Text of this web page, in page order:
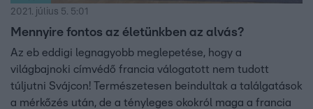
2021. július 5. 5:01
Mennyire fontos az életünkben az alvás?
Az eb eddigi legnagyobb meglepetése, hogy a
világbajnoki címvédő francia válogatott nem tudott
túljutni Svájcon! Természetesen beindultak a találgatások
a mérkőzés után, de a tényleges okokról maga a francia